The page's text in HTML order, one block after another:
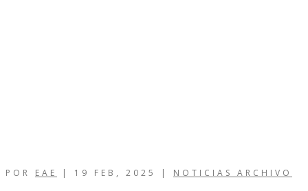
POR EAE | 19 FEB, 2025 | NOTICIAS ARCHIVO